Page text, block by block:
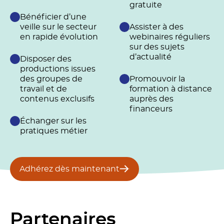
Bénéficier d’une
veille sur le secteur
en rapide évolution
Disposer des
productions issues
des groupes de
travail et de
contenus exclusifs
Échanger sur les
pratiques métier
gratuite
Assister à des
webinaires réguliers
sur des sujets
d’actualité
Promouvoir la
formation à distance
auprès des
financeurs
Adhérez dès maintenant
Partenaires